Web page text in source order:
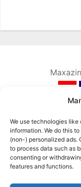
We use technologies
information. We do this
(non-) personalized ads.
to process data such as
consenting or
features and functions.